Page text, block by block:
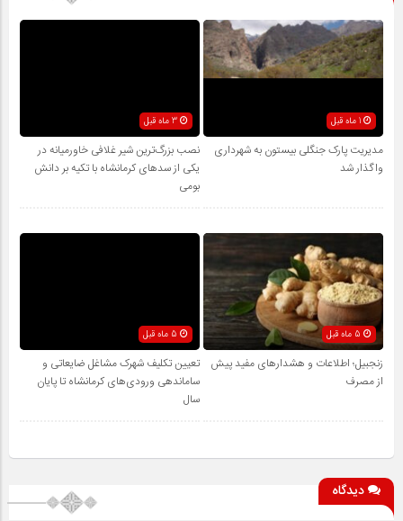
1 ماه قبل
مدیریت پارک جنگلی بیستون به شهرداری
واگذار شد
نصب بزرگ‌ترین شیر غلافی خاورمیانه در
یکی از سدهای کرمانشاه با تکیه بر دانش
بومی
زنجبیل؛ اطلاعات و هشدارهای مفید پیش
از مصرف
تعیین تکلیف شهرک مشاغل ضایعاتی و
ساماندهی ورودی‌های کرمانشاه تا پایان
سال
دیدگاه